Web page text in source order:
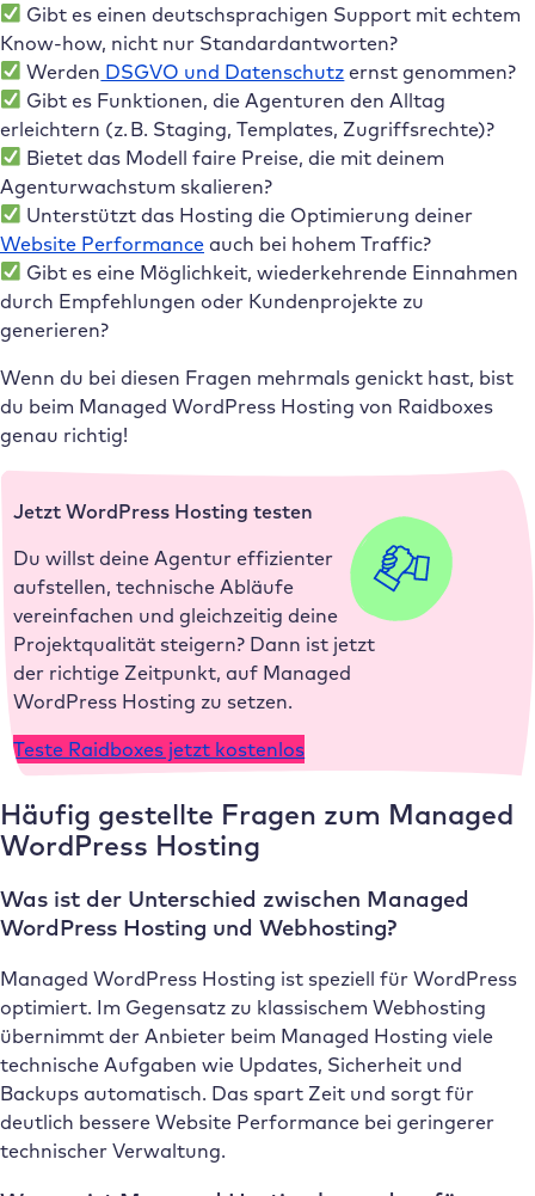
Gibt es einen deutschsprachigen Support mit echtem
Know-how, nicht nur Standardantworten?
Werden DSGVO und Datenschutz ernst genommen?
Gibt es Funktionen, die Agenturen den Alltag
erleichtern (z. B. Staging, Templates, Zugriffsrechte)?
Bietet das Modell faire Preise, die mit deinem
Agenturwachstum skalieren?
Unterstützt das Hosting die Optimierung deiner
Website Performance auch bei hohem Traffic?
Gibt es eine Möglichkeit, wiederkehrende Einnahmen
durch Empfehlungen oder Kundenprojekte zu
generieren?
Wenn du bei diesen Fragen mehrmals genickt hast, bist
du beim Managed WordPress Hosting von Raidboxes
genau richtig!
Jetzt WordPress Hosting testen
Du willst deine Agentur effizienter
aufstellen, technische Abläufe
vereinfachen und gleichzeitig deine
Projektqualität steigern? Dann ist jetzt
der richtige Zeitpunkt, auf Managed
WordPress Hosting zu setzen.
Teste Raidboxes jetzt kostenlos
Häufig gestellte Fragen zum Managed
WordPress Hosting
Was ist der Unterschied zwischen Managed
WordPress Hosting und Webhosting?
Managed WordPress Hosting ist speziell für WordPress
optimiert. Im Gegensatz zu klassischem Webhosting
übernimmt der Anbieter beim Managed Hosting viele
technische Aufgaben wie Updates, Sicherheit und
Backups automatisch. Das spart Zeit und sorgt für
deutlich bessere Website Performance bei geringerer
technischer Verwaltung.